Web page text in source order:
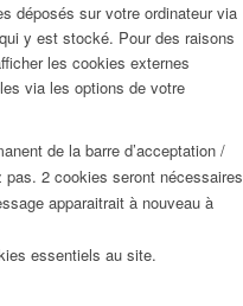
déposés sur votre ordinateur via
y est stocké. Pour des raisons
les cookies externes
via les options de votre
de la barre d’acceptation /
2 cookies seront nécessaires
apparaitrait à nouveau à
essentiels au site.